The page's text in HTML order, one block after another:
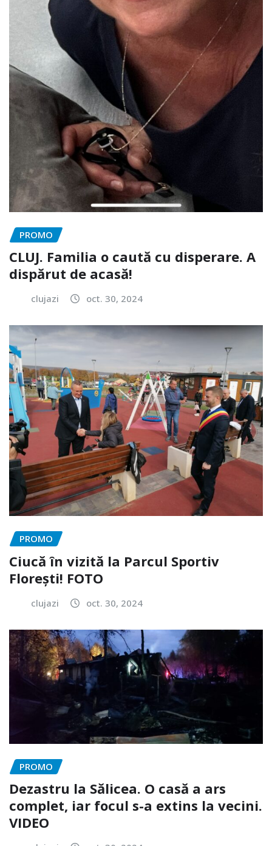
PROMO
CLUJ. Familia o caută cu disperare. A
dispărut de acasă!
clujazi oct. 30, 2024
PROMO
Ciucă în vizită la Parcul Sportiv
Florești! FOTO
clujazi oct. 30, 2024
PROMO
Dezastru la Sălicea. O casă a ars
complet, iar focul s-a extins la vecini.
VIDEO